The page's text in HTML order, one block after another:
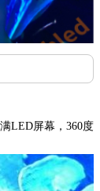
LED屏幕，360度